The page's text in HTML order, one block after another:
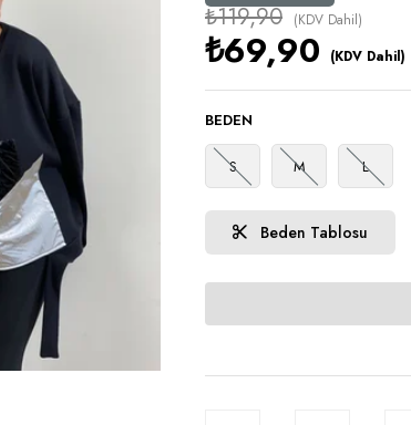
₺119,90 (KDV Dahil)
₺69,90 (KDV Dahil)
BEDEN
S M L
Beden Tablosu